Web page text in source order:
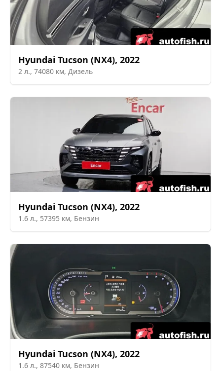
Hyundai Tucson (NX4), 2022
2 л., 74080 км, Дизель
Hyundai Tucson (NX4), 2022
1.6 л., 57395 км, Бензин
Hyundai Tucson (NX4), 2022
1.6 л., 87540 км, Бензин